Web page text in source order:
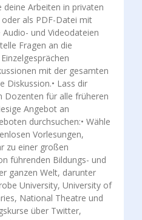
deine Arbeiten in privaten
als PDF-Datei mit
und Videodateien
Fragen an die
mit der gesamten
Diskussion.• Lass dir
Dozenten für alle früheren
Angebot an
durchsuchen:• Wähle
Vorlesungen,
zu einer großen
führenden Bildungs- und
ganzen Welt, darunter
University, University of
National Theatre und
über Twitter,